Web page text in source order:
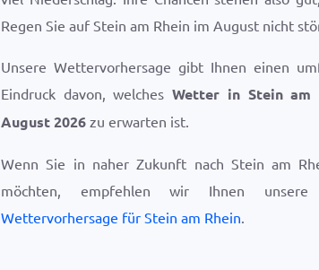
Regen Sie auf Stein am Rhein im August nicht
Unsere Wettervorhersage gibt Ihnen einen
Eindruck davon, welchesWetter in Stein am
August 2026 zu erwarten ist.
Wenn Sie in naher Zukunft nach Stein am
möchten, empfehlen wir Ihnen unsere
Wettervorhersage für Stein am Rhein.